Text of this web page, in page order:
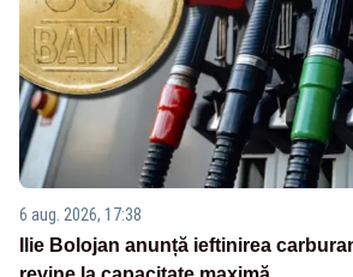
6 aug. 2026, 17:38
Ilie Bolojan anunță ieftinirea